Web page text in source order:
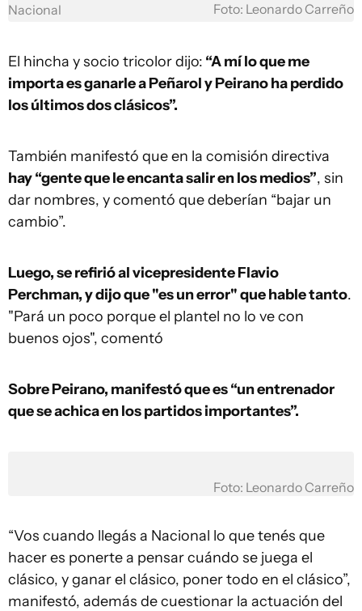
Nacional Foto: Leonardo Carreño
El hincha y socio tricolor dijo: “A mí lo que me
importa es ganarle a Peñarol y Peirano ha perdido
los últimos dos clásicos”.
También manifestó que en la comisión directiva
hay “gente que le encanta salir en los medios”, sin
dar nombres, y comentó que deberían “bajar un
cambio”.
Luego, se refirió al vicepresidente Flavio
Perchman, y dijo que "es un error" que hable tanto.
"Pará un poco porque el plantel no lo ve con
buenos ojos", comentó
Sobre Peirano, manifestó que es “un entrenador
que se achica en los partidos importantes”.
Foto: Leonardo Carreño
“Vos cuando llegás a Nacional lo que tenés que
hacer es ponerte a pensar cuándo se juega el
clásico, y ganar el clásico, poner todo en el clásico”,
manifestó, además de cuestionar la actuación del